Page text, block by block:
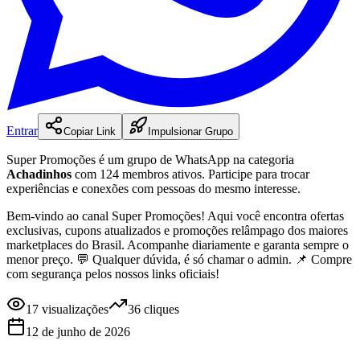
Entrar Copiar Link Impulsionar Grupo
Super Promoções é um grupo de WhatsApp na categoria
Achadinhos com 124 membros ativos. Participe para trocar
experiências e conexões com pessoas do mesmo interesse.
Bem-vindo ao canal Super Promoções! Aqui você encontra ofertas
exclusivas, cupons atualizados e promoções relâmpago dos maiores
marketplaces do Brasil. Acompanhe diariamente e garanta sempre o
menor preço. 💬 Qualquer dúvida, é só chamar o admin. 📌 Compre
com segurança pelos nossos links oficiais!
17 visualizações 36 cliques
12 de junho de 2026